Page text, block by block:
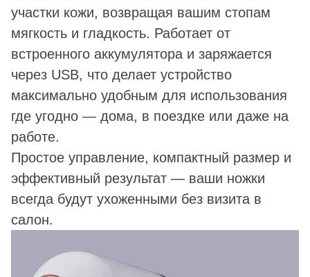
участки кожи, возвращая вашим стопам
мягкость и гладкость. Работает от
встроенного аккумулятора и заряжается
через USB, что делает устройство
максимально удобным для использования
где угодно — дома, в поездке или даже на
работе.
Простое управление, компактный размер и
эффективный результат — ваши ножки
всегда будут ухоженными без визита в
салон.